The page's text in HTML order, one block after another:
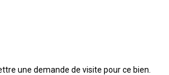
une demande de visite pour ce bien.